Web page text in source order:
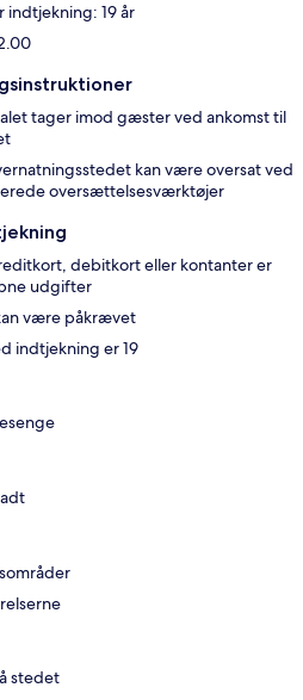
indtjekning: 19 år
tager imod gæster ved ankomst til
kan være oversat ved
oversættelsesværktøjer
debitkort eller kontanter er
udgifter
være påkrævet
indtjekning er 19
stedet